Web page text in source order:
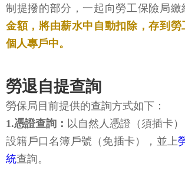
制提撥的部分，一起向勞工保險局繳
金額，將由薪水中自動扣除，存到勞
個人專戶中。
勞退自提查詢
勞保局目前提供的查詢方式如下：
1.憑證查詢： 以自然人憑證（須插卡
設籍戶口名簿戶號（免插卡），並上
統查詢。